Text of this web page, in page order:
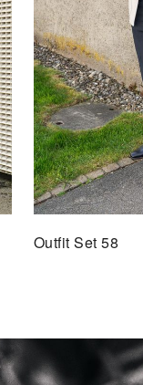
Outfit Set 58